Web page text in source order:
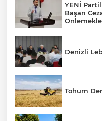
YENİ
Başarı
Denizli
Tohum